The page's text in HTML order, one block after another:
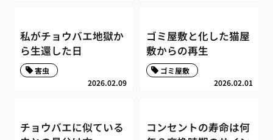
私がチョウバエ地獄か
ら生還した日
2026.02.09
害虫
ゴミ屋敷と化した猫屋
敷からの再生
2026.02.01
ゴミ屋敷
チョウバエに似ている
コンセントの寿命は何